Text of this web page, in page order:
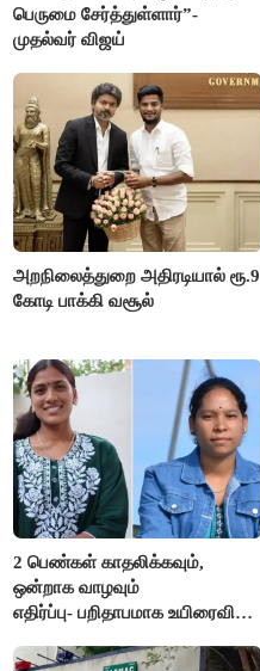
பெருமை சேர்த்துள்ளார்”-
முதல்வர் விஜய்
அறநிலைத்துறை அதிரடியால் ரூ.9
கோடி பாக்கி வசூல்
2 பெண்கள் காதலிக்கவும்,
ஒன்றாக வாழவும்
எதிர்ப்பு- பறிதாபமாக உயிரைவிட்ட